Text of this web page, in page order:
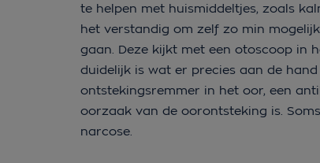
te helpen met huismiddeltjes, zoals
het verstandig om zelf zo min
gaan. Deze kijkt met een otoscoop in
duidelijk is wat er precies aan de
ontstekingsremmer in het oor, een
oorzaak van de oorontsteking is.
narcose.